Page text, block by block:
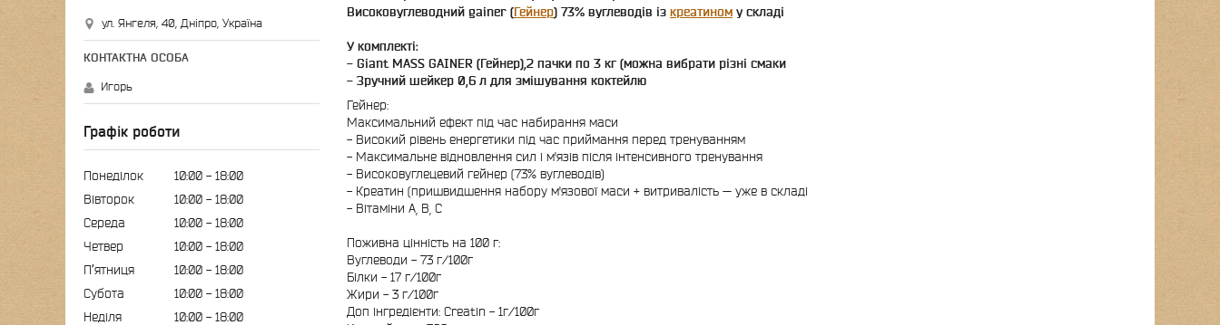
Високовуглеводний gainer (Гейнер) 73% вуглеводів із креатином у складі
У комплекті:
- Giant MASS GAINER (Гейнер),2 пачки по 3 кг (можна вибрати різні смаки
- Зручний шейкер 0,6 л для змішування коктейлю
Гейнер:
Максимальний ефект під час набирання маси
- Високий рівень енергетики під час приймання перед тренуванням
- Максимальне відновлення сил і м'язів після інтенсивного тренування
- Високовуглецевий гейнер (73% вуглеводів)
- Креатин (пришвидшення набору м'язової маси + витривалість — уже в складі
- Вітаміни А, В, С
Поживна цінність на 100 г:
Вуглеводи - 73 г/100г
Білки - 17 г/100г
Жири - 3 г/100г
Доп інгредієнти: Creatin - 1г/100г
ул. Янгеля, 40, Дніпро, Україна
Игорь
Графік роботи
Понеділок 10:00
18:00
Вівторок
10:00
18:00
Середа
10:00
18:00
Четвер
10:00
18:00
Пʼятниця
10:00
18:00
Субота
10:00
18:00
Неділя
10:00 18:00